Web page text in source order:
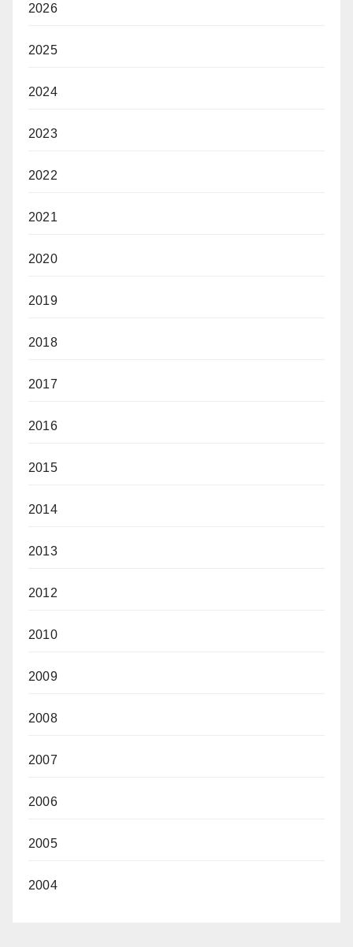
2026
2025
2024
2023
2022
2021
2020
2019
2018
2017
2016
2015
2014
2013
2012
2010
2009
2008
2007
2006
2005
2004